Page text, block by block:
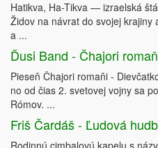
Hatikva, Ha-Tikva — izraelská
Židov na návrat do svojej krajiny
a ...
Ďusi Band - Čhajori
Pieseň Čhajori romaňi -
no od čias 2. svetovej vojny sa
Rómov. ...
Friš Čardáš - Ľudová